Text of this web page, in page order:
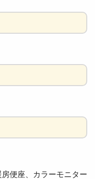
便座、カラーモニター